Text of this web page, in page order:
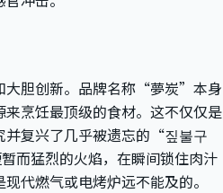
大胆创新。品牌名称“夢炭”本身
烹饪最顶级的食材。这不仅仅是
并复兴了几乎被遗忘的“짚불구
而猛烈的火焰，在瞬间锁住肉汁
代燃气或电烤炉远不能及的。